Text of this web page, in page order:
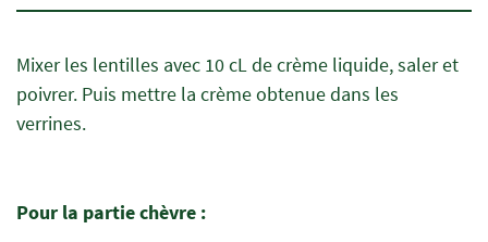
Mixer les lentilles avec 10 cL de crème liquide, saler et
poivrer. Puis mettre la crème obtenue dans les
verrines.
Pour la partie chèvre :